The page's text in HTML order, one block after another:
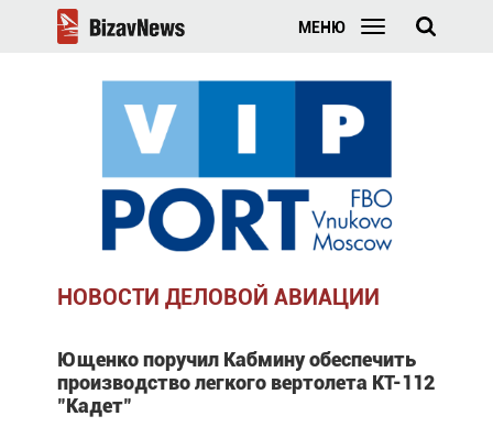
МЕНЮ
НОВОСТИ ДЕЛОВОЙ АВИАЦИИ
Ющенко поручил Кабмину обеспечить
производство легкого вертолета КТ-112
"Кадет"